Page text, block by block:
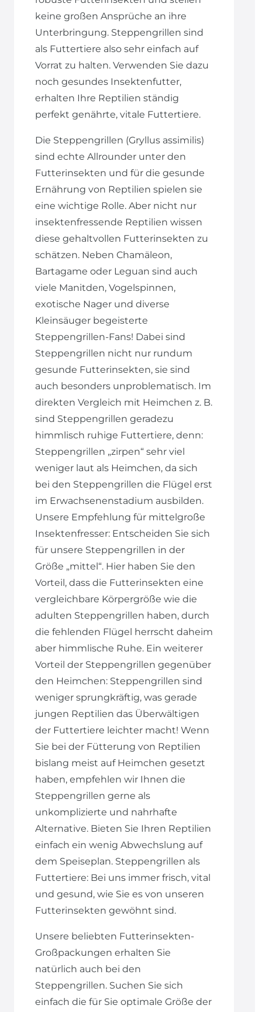
keine großen Ansprüche an ihre
Unterbringung. Steppengrillen sind
als Futtertiere also sehr einfach auf
Vorrat zu halten. Verwenden Sie dazu
noch gesundes Insektenfutter,
erhalten Ihre Reptilien ständig
perfekt genährte, vitale Futtertiere.
Die Steppengrillen (Gryllus assimilis)
sind echte Allrounder unter den
Futterinsekten und für die gesunde
Ernährung von Reptilien spielen sie
eine wichtige Rolle. Aber nicht nur
insektenfressende Reptilien wissen
diese gehaltvollen Futterinsekten zu
schätzen. Neben Chamäleon,
Bartagame oder Leguan sind auch
viele Manitden, Vogelspinnen,
exotische Nager und diverse
Kleinsäuger begeisterte
Steppengrillen-Fans! Dabei sind
Steppengrillen nicht nur rundum
gesunde Futterinsekten, sie sind
auch besonders unproblematisch. Im
direkten Vergleich mit Heimchen z. B.
sind Steppengrillen geradezu
himmlisch ruhige Futtertiere, denn:
Steppengrillen „zirpen“ sehr viel
weniger laut als Heimchen, da sich
bei den Steppengrillen die Flügel erst
im Erwachsenenstadium ausbilden.
Unsere Empfehlung für mittelgroße
Insektenfresser: Entscheiden Sie sich
für unsere Steppengrillen in der
Größe „mittel“. Hier haben Sie den
Vorteil, dass die Futterinsekten eine
vergleichbare Körpergröße wie die
adulten Steppengrillen haben, durch
die fehlenden Flügel herrscht daheim
aber himmlische Ruhe. Ein weiterer
Vorteil der Steppengrillen gegenüber
den Heimchen: Steppengrillen sind
weniger sprungkräftig, was gerade
jungen Reptilien das Überwältigen
der Futtertiere leichter macht! Wenn
Sie bei der Fütterung von Reptilien
bislang meist auf Heimchen gesetzt
haben, empfehlen wir Ihnen die
Steppengrillen gerne als
unkomplizierte und nahrhafte
Alternative. Bieten Sie Ihren Reptilien
einfach ein wenig Abwechslung auf
dem Speiseplan. Steppengrillen als
Futtertiere: Bei uns immer frisch, vital
und gesund, wie Sie es von unseren
Futterinsekten gewöhnt sind.
Unsere beliebten Futterinsekten-
Großpackungen erhalten Sie
natürlich auch bei den
Steppengrillen. Suchen Sie sich
einfach die für Sie optimale Größe der